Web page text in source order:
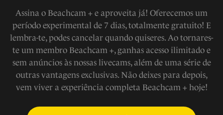
Assina o Beachcam + e aproveita já! Oferecemos um
período experimental de 7 dias, totalmente gratuito! E
lembra-te, podes cancelar quando quiseres. Ao tornares-
te um membro Beachcam +, ganhas acesso ilimitado e
sem anúncios às nossas livecams, além de uma série de
outras vantagens exclusivas. Não deixes para depois,
vem viver a experiência completa Beachcam + hoje!